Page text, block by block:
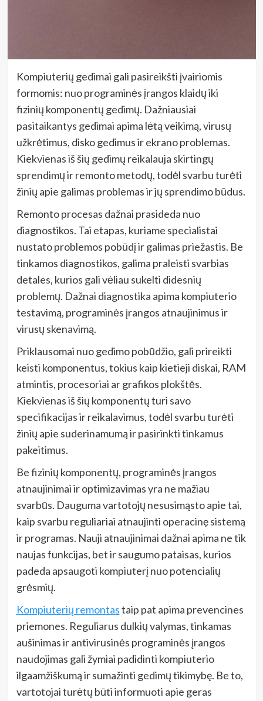
Kompiuterių gedimai gali pasireikšti įvairiomis
formomis: nuo programinės įrangos klaidų iki
fizinių komponentų gedimų. Dažniausiai
pasitaikantys gedimai apima lėtą veikimą, virusų
užkrėtimus, disko gedimus ir ekrano problemas.
Kiekvienas iš šių gedimų reikalauja skirtingų
sprendimų ir remonto metodų, todėl svarbu turėti
žinių apie galimas problemas ir jų sprendimo būdus.
Remonto procesas dažnai prasideda nuo
diagnostikos. Tai etapas, kuriame specialistai
nustato problemos pobūdį ir galimas priežastis. Be
tinkamos diagnostikos, galima praleisti svarbias
detales, kurios gali vėliau sukelti didesnių
problemų. Dažnai diagnostika apima kompiuterio
testavimą, programinės įrangos atnaujinimus ir
virusų skenavimą.
Priklausomai nuo gedimo pobūdžio, gali prireikti
keisti komponentus, tokius kaip kietieji diskai, RAM
atmintis, procesoriai ar grafikos plokštės.
Kiekvienas iš šių komponentų turi savo
specifikacijas ir reikalavimus, todėl svarbu turėti
žinių apie suderinamumą ir pasirinkti tinkamus
pakeitimus.
Be fizinių komponentų, programinės įrangos
atnaujinimai ir optimizavimas yra ne mažiau
svarbūs. Dauguma vartotojų nesusimąsto apie tai,
kaip svarbu reguliariai atnaujinti operacinę sistemą
ir programas. Nauji atnaujinimai dažnai apima ne tik
naujas funkcijas, bet ir saugumo pataisas, kurios
padeda apsaugoti kompiuterį nuo potencialių
grėsmių.
Kompiuterių remontastaip pat apima prevencines
priemones. Reguliarus dulkių valymas, tinkamas
aušinimas ir antivirusinės programinės įrangos
naudojimas gali žymiai padidinti kompiuterio
ilgaamžiškumą ir sumažinti gedimų tikimybę. Be to,
vartotojai turėtų būti informuoti apie geras